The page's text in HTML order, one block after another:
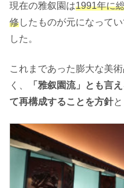
現在の雅叙園は1991年に
修したものが元になってい
した。
これまであった膨大な美
く、
「雅叙園流」とも言
て再構成することを方針と